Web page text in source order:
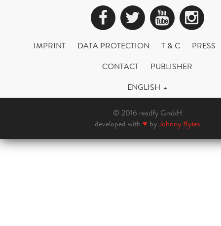
Facebook
Twitter
IMPRINT DATA PROTECTION T & C
PRESS
CONTACT
PUBLISHER
ENGLISH
© 2016 readfy GmbH
developed with ♥ byJohnny Bytes